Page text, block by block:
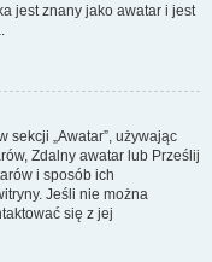
jest znany jako awatar i jest
sekcji „Awatar”, używając
Zdalny awatar lub Prześlij
i sposób ich
Jeśli nie można
się z jej